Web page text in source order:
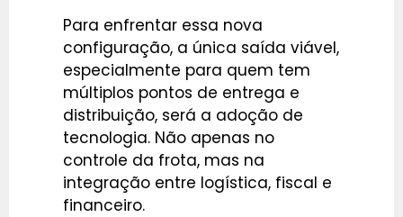
Para enfrentar essa nova
configuração, a única saída viável,
especialmente para quem tem
múltiplos pontos de entrega e
distribuição, será a adoção de
tecnologia. Não apenas no
controle da frota, mas na
integração entre logística, fiscal e
financeiro.